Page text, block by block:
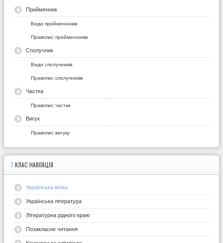
Прийменник
Види прийменників
Правопис прийменників
Сполучник
Види сполучників
Правопис сполучників
Частка
Правопис частки
Вигук
Правопис вигуку
7 КЛАС НАВІГАЦІЯ
Українська мова
Українська література
Літературна рідного краю
Позакласне читання